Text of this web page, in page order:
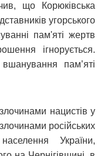
що Корюківська
угорського
пам'яті жертв
ігнорується.
памʼяті
нацистів у
російських
України,